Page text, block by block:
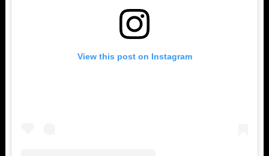
View this post on Instagram